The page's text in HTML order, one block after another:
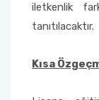
iletkenlik
tanıtılacaktır.
Kısa